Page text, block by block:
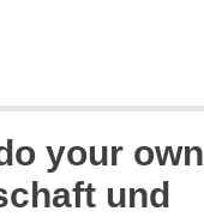
your own
und